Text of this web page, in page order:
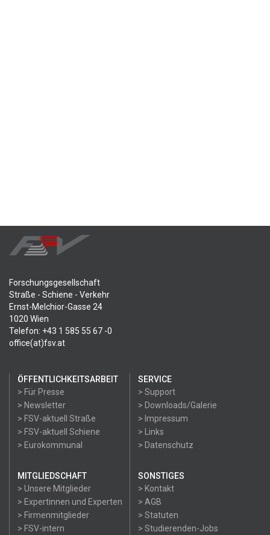
Forschungsgesellschaft
Straße - Schiene - Verkehr
Ernst-Melchior-Gasse 24
1020 Wien
Telefon: +43 1 585 55 67 -0
office(at)fsv.at
ÖFFENTLICHKEITSARBEIT
> Für Presse
> Newsletter
> FSV-aktuell Straße
> FSV-aktuell Schiene
> Eurokommunal
SERVICE
> Support
> Downloads/Galerie
> Impressum
> Links
> Datenschutz
MITGLIEDSCHAFT
> Unsere Mitglieder
> Expertinnen und Experten
> Firmenmitglieder
> FSV-intern
SONSTIGES
> Kontakt
> AGB
> Statuten
> Studierenden-Jobs